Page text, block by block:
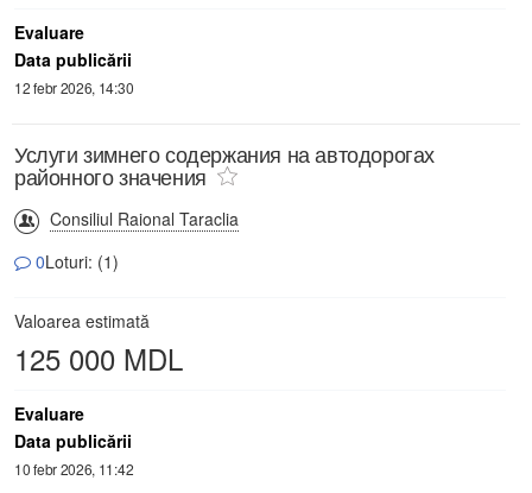
Evaluare
Data publicării
12 febr 2026, 14:30
Услуги зимнего содержания на автодорогах
районного значения
Consiliul Raional Taraclia
0Loturi: (1)
Valoarea estimată
125 000 MDL
Evaluare
Data publicării
10 febr 2026, 11:42